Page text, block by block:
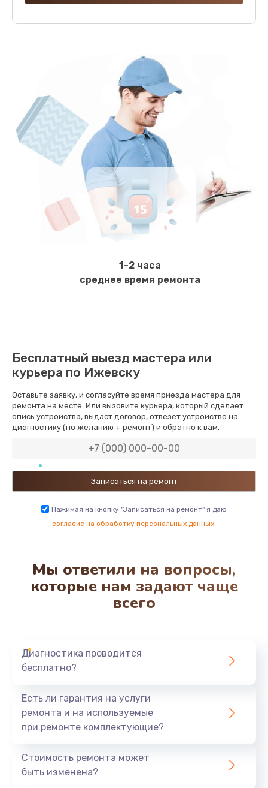
1-2 часа
среднее время ремонта
Бесплатный выезд мастера или
курьера по Ижевску
Оставьте заявку, и согласуйте время приезда мастера для
ремонта на месте. Или вызовите курьера, который сделает
опись устройства, выдаст договор, отвезет устройство на
диагностику (по желанию + ремонт) и обратно к вам.
Нажимая на кнопку "Записаться на ремонт" я даю
согласие на обработку персональных данных.
Мы ответили на вопросы,
которые нам задают чаще
всего
Диагностика проводится
бесплатно?
Есть ли гарантия на услуги
ремонта и на используемые
при ремонте комплектующие?
Стоимость ремонта может
быть изменена?